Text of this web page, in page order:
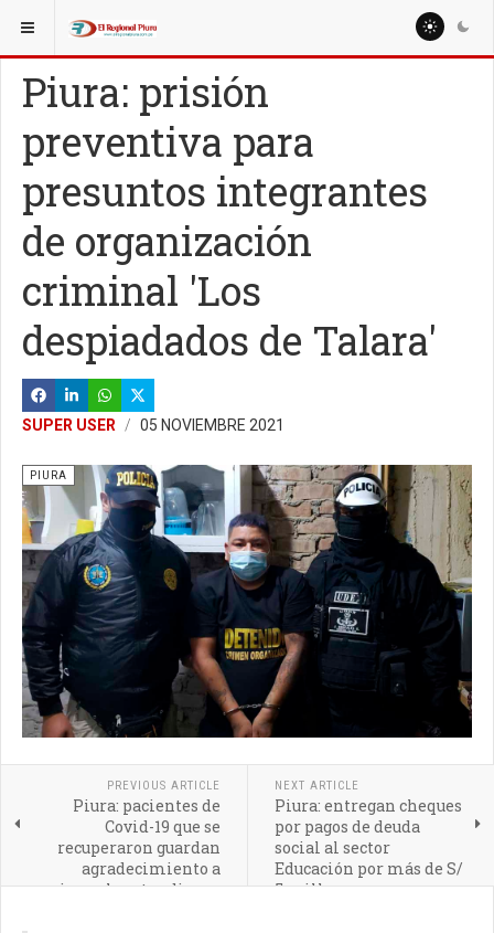
ESTÁ AQUÍ: REGIÓN PIURA
Piura: prisión
preventiva para
presuntos integrantes
de organización
criminal 'Los
despiadados de Talara'
SUPER USER 05 NOVIEMBRE 2021
PIURA
PREVIOUS ARTICLE
Piura: pacientes de
Covid-19 que se
recuperaron guardan
agradecimiento a
quienes los atendieron
NEXT ARTICLE
Piura: entregan cheques
por pagos de deuda
social al sector
Educación por más de S/
5 millones